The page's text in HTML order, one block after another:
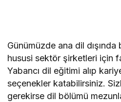
Günümüzde ana dil
hususi sektör şirketleri için
Yabancı dil eğitimi alıp
seçenekler katabilirsiniz.
gerekirse dil bölümü